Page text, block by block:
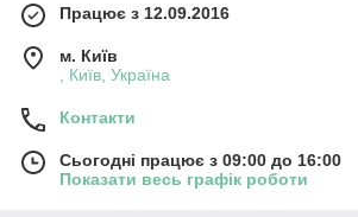
Працює з 12.09.2016
м. Київ
, Київ, Україна
Контакти
Сьогодні працює з 09:00 до 16:00
Показати весь графік роботи